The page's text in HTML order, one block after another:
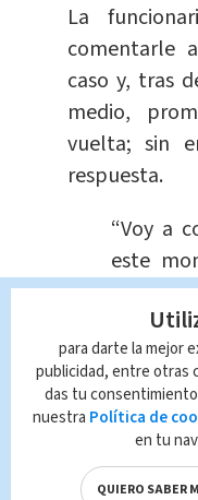
La
comentarle
caso y, tras
medio,
vuelta; sin
respuesta.
“Voy a
este
no
que lo
tarde
este
para darte la mejor
publicidad, entre otras
das tu
nuestra Política de
en tu
QUIERO SABER